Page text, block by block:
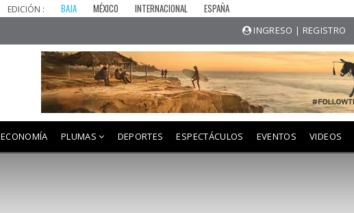
EDICIÓN : BAJA MÉXICO INTERNACIONAL ESPAÑA
INGRESO | REGISTRO
ECONOMÍA PLUMAS DEPORTES ESPECTÁCULOS EVENTOS VIDEOS